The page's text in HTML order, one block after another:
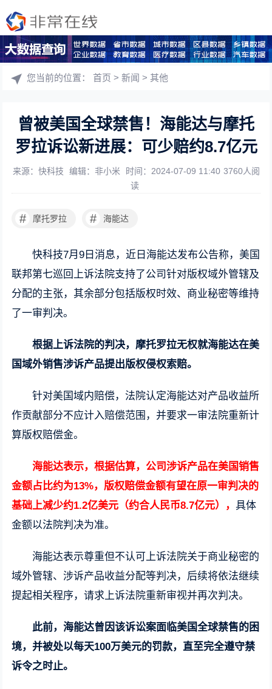
您当前的位置：首页 >新闻 >其他
曾被美国全球禁售！海能达与摩托
罗拉诉讼新进展：可少赔约8.7亿元
来源：快科技 编辑：非小米 时间：2024-07-09 11:40 3760人阅
读
# 摩托罗拉 # 海能达
快科技7月9日消息，近日海能达发布公告称，美国
联邦第七巡回上诉法院支持了公司针对版权域外管辖及
分配的主张，其余部分包括版权时效、商业秘密等维持
了一审判决。
根据上诉法院的判决，摩托罗拉无权就海能达在美
国域外销售涉诉产品提出版权侵权索赔。
针对美国域内赔偿，法院认定海能达对产品收益所
作贡献部分不应计入赔偿范围，并要求一审法院重新计
算版权赔偿金。
海能达表示，根据估算，公司涉诉产品在美国销售
金额占比约为13%，版权赔偿金额有望在原一审判决的
基础上减少约1.2亿美元（约合人民币8.7亿元），具体
金额以法院判决为准。
海能达表示尊重但不认可上诉法院关于商业秘密的
域外管辖、涉诉产品收益分配等判决，后续将依法继续
提起相关程序，请求上诉法院重新审视并再次判决。
此前，海能达曾因该诉讼案面临美国全球禁售的困
境，并被处以每天100万美元的罚款，直至完全遵守禁
诉令之时止。